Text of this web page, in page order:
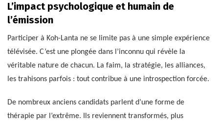
L’impact psychologique et humain de
l’émission
Participer à Koh-Lanta ne se limite pas à une simple expérience
télévisée. C’est une plongée dans l’inconnu qui révèle la
véritable nature de chacun. La faim, la stratégie, les alliances,
les trahisons parfois : tout contribue à une introspection forcée.
De nombreux anciens candidats parlent d’une forme de
thérapie par l’extrême. Ils reviennent transformés, plus